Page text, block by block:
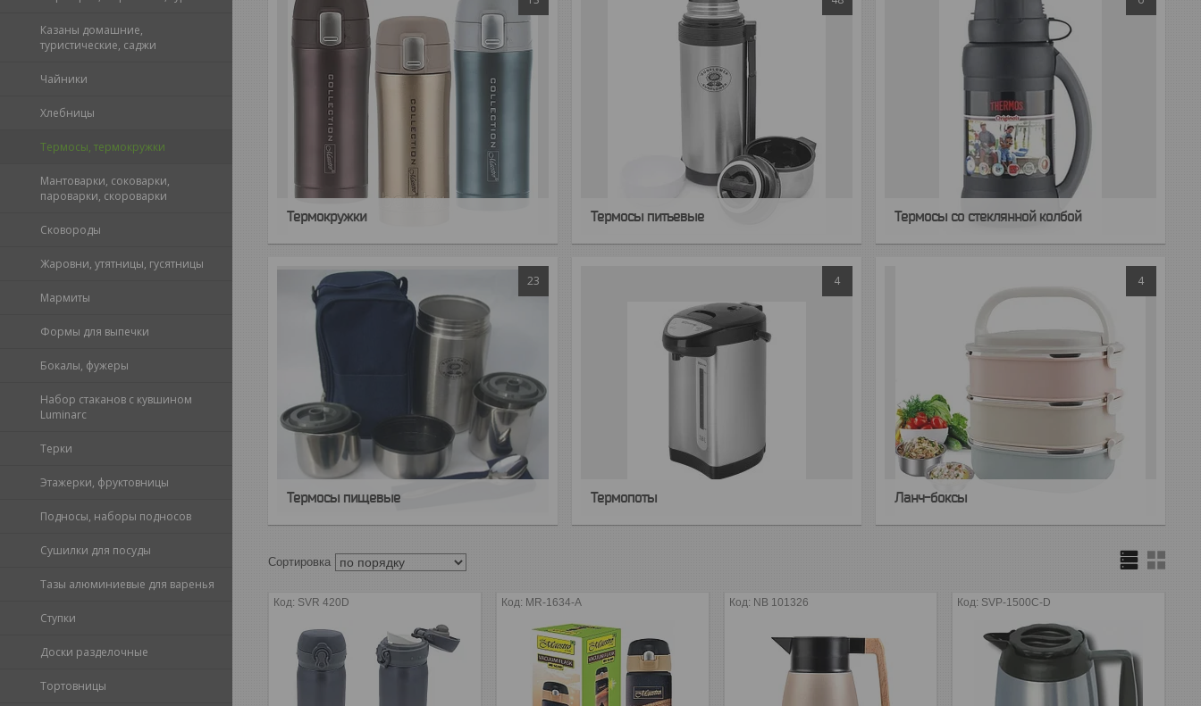
Казаны домашние,
туристические, саджи
Чайники
Хлебницы
Термосы, термокружки
Мантоварки, соковарки,
пароварки, скороварки
Сковороды
Жаровни, утятницы, гусятницы
Мармиты
Формы для выпечки
Бокалы, фужеры
Набор стаканов с кувшином
Luminarc
Терки
Этажерки, фруктовницы
Подносы, наборы подносов
Сушилки для посуды
Тазы алюминиевые для варенья
Ступки
Доски разделочные
Тортовницы
Термокружки Термосы питьевые Термосы со стеклянной колбой
23
Термосы пищевые
4
Термопоты
4
Ланч-боксы
SVR 420D MR-1634-A NB 101326 SVP-1500C-D